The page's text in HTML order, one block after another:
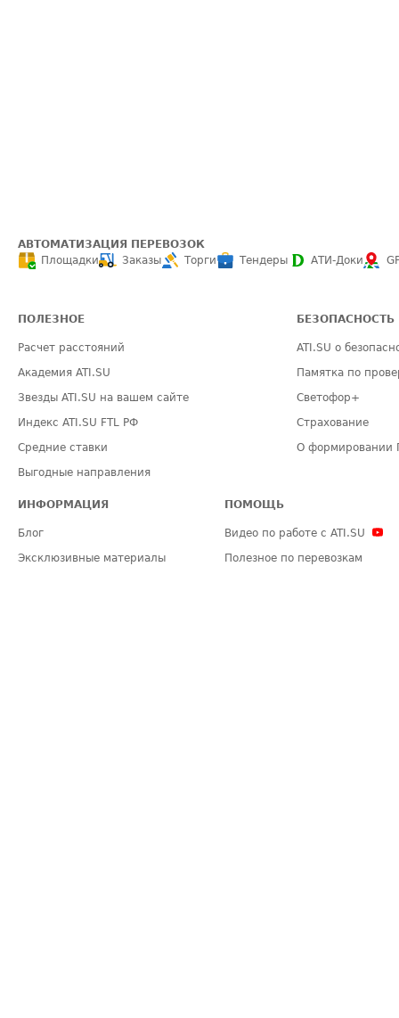
АВТОМАТИЗАЦИЯ ПЕРЕВОЗОК
Площадки
Заказы Торги Тендеры АТИ-Доки
ПОЛЕЗНОЕ
Расчет расстояний
Академия ATI.SU
Звезды ATI.SU на вашем сайте
Индекс ATI.SU FTL РФ
Средние ставки
Выгодные направления
БЕЗОПАСНОСТЬ
ATI.SU о
Памятка по
Светофор+
Страхование
О формировании
ИНФОРМАЦИЯ
Блог
Эксклюзивные материалы
ПОМОЩЬ
Видео по работе с ATI.SU
Полезное по перевозкам